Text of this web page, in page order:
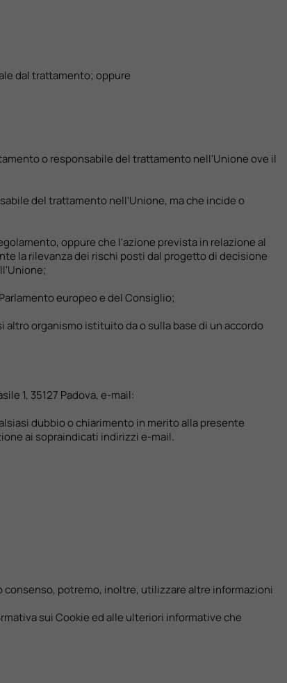
dal trattamento; oppure
o responsabile del trattamento nell'Unione ove il
del trattamento nell'Unione, ma che incide o
oppure che l'azione prevista in relazione al
la rilevanza dei rischi posti dal progetto di decisione
europeo e del Consiglio;
organismo istituito da o sulla base di un accordo
1, 35127 Padova, e-mail:
dubbio o chiarimento in merito alla presente
ai sopraindicati indirizzi e-mail.
potremo, inoltre, utilizzare altre informazioni
sui Cookie ed alle ulteriori informative che